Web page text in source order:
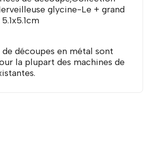
glycine-Le + grand
découpes en métal sont
la plupart des machines de